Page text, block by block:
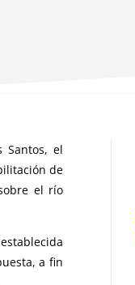
Santos, el
de
el río
a fin